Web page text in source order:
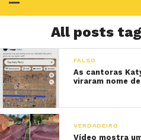
All posts
FALSO
As cantoras
viraram nome
VERDADEIRO
Vídeo mostra